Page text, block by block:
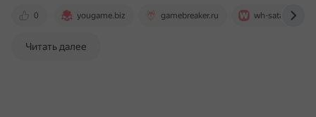
0 yougame.biz gamebreaker.ru wh-satano.ru
Читать далее